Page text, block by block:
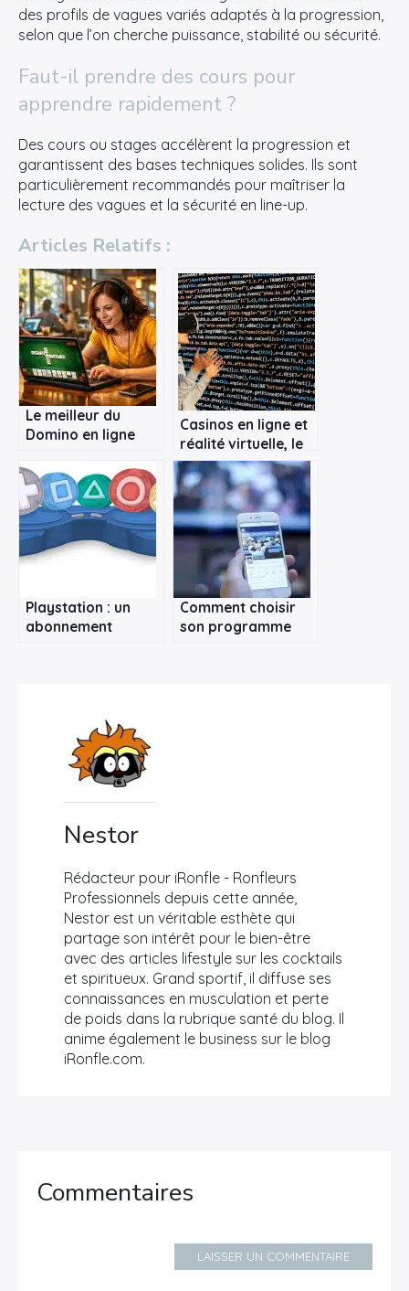
des profils de vagues variés adaptés à la progression,
selon que l’on cherche puissance, stabilité ou sécurité.
Faut-il prendre des cours pour
apprendre rapidement ?
Des cours ou stages accélèrent la progression et
garantissent des bases techniques solides. Ils sont
particulièrement recommandés pour maîtriser la
lecture des vagues et la sécurité en line-up.
Articles Relatifs :
Le meilleur du
Domino en ligne
Casinos en ligne et
réalité virtuelle, le
futur de l’iGaming ?
Playstation : un
abonnement
Comment choisir
son programme
Nestor
Rédacteur pour iRonfle - Ronfleurs
Professionnels depuis cette année,
Nestor est un véritable esthète qui
partage son intérêt pour le bien-être
avec des articles lifestyle sur les cocktails
et spiritueux. Grand sportif, il diffuse ses
connaissances en musculation et perte
de poids dans la rubrique santé du blog. Il
anime également le business sur le blog
iRonfle.com.
Commentaires
LAISSER UN COMMENTAIRE